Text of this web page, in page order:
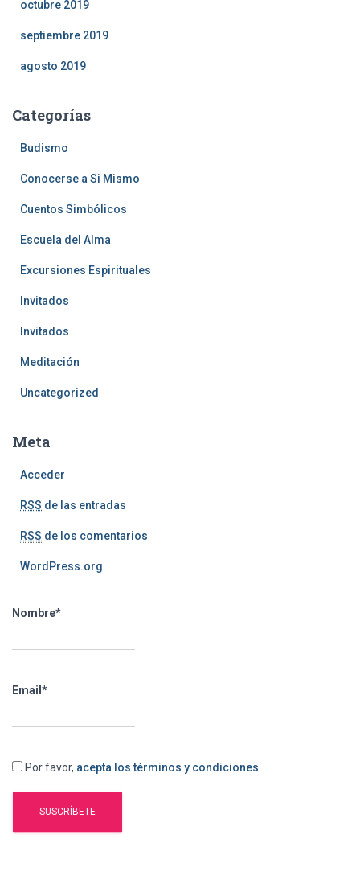
octubre 2019
septiembre 2019
agosto 2019
Categorías
Budismo
Conocerse a Si Mismo
Cuentos Simbólicos
Escuela del Alma
Excursiones Espirituales
Invitados
Invitados
Meditación
Uncategorized
Meta
Acceder
RSS de las entradas
RSS de los comentarios
WordPress.org
Nombre*
Email*
Por favor, acepta los términos y condiciones